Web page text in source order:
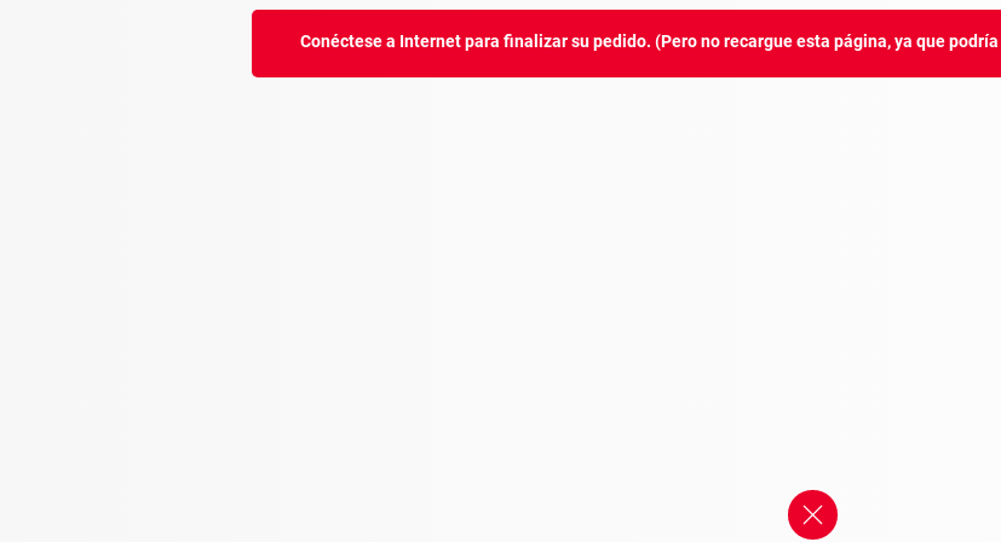
Conéctese a Internet para finalizar su pedido. (Pero no recargue esta página, ya que